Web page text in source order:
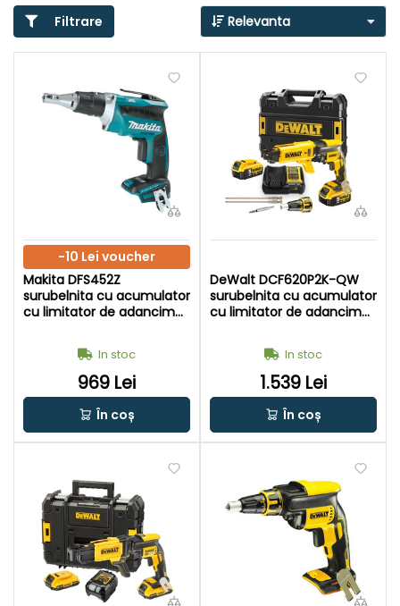
Filtrare Relevanta
-10 Lei voucher
Makita DFS452Z
surubelnita cu acumulator
cu limitator de adancime
acumulator si incarcator |
In cutie de carton original
In stoc
969 Lei
În coș
DeWalt DCF620P2K-QW
surubelnita cu acumulator
cu limitator de adancime
acumulatori + incarcator |
In stoc
1.539 Lei
În coș